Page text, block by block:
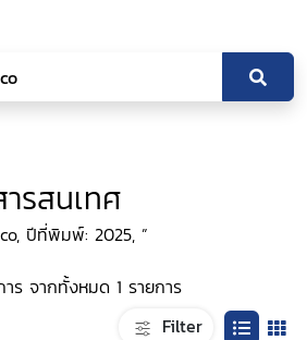
รสนเทศ
ปีที่พิมพ์: 2025, ”
ร จากทั้งหมด 1 รายการ
Filter